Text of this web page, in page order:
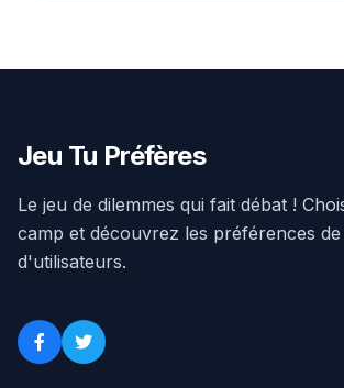
Jeu Tu Préfères
Le jeu de dilemmes qui fait débat !
camp et découvrez les préférences de
d'utilisateurs.